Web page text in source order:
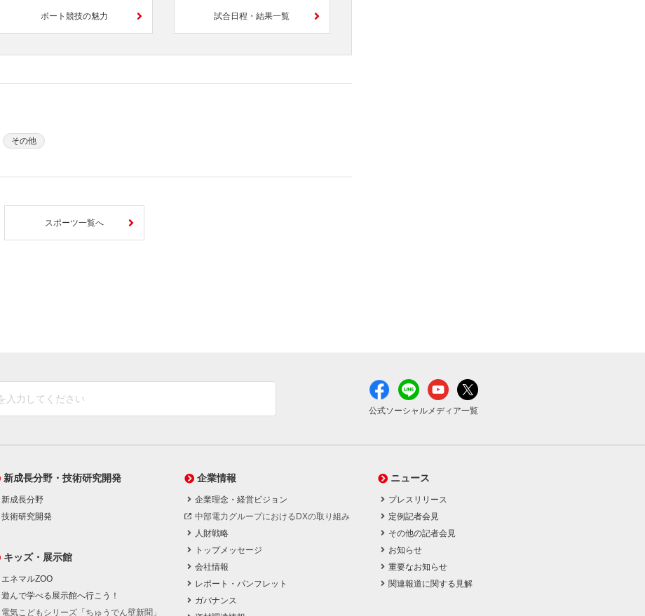
ボート競技の魅力 試合日程・結果一覧
その他
スポーツ一覧へ
公式ソーシャルメディア一覧
新成長分野・技術研究開発
新成長分野
技術研究開発
キッズ・展示館
エネマルZOO
遊んで学べる展示館へ行こう！
電気こどもシリーズ「ちゅうでん壁新聞」
企業情報
企業理念・経営ビジョン
中部電力グループにおけるDXの取り組み
人財戦略
トップメッセージ
会社情報
レポート・パンフレット
ガバナンス
ニュース
プレスリリース
定例記者会見
その他の記者会見
お知らせ
重要なお知らせ
関連報道に関する見解